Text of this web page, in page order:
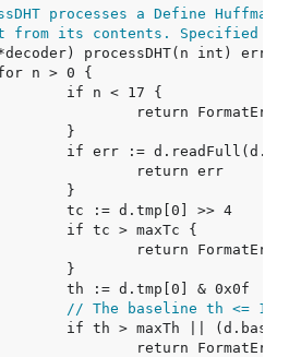
processes a Define
its contents. Specified in
// The baseline th <= 1